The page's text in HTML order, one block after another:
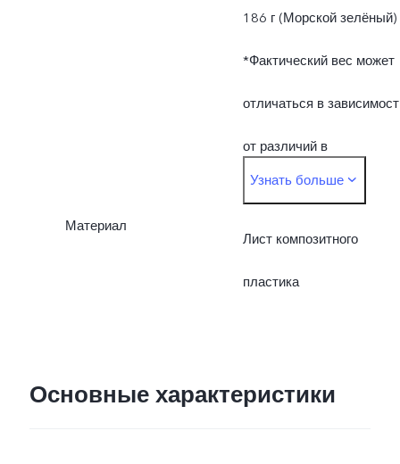
в производственных
процессах, способа
используемых
материалов.
186 г (Морской зелёный)
*Фактический вес может
отличаться в
от различий в
производственных
процессах, способа
Узнать больше
Материал
Лист композитного
пластика
Основные характеристики